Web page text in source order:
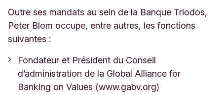
Outre ses mandats au sein de la Banque Triodos,
Peter Blom occupe, entre autres, les fonctions
suivantes :
Fondateur et Président du Conseil
d’administration de la Global Alliance for
Banking on Values (www.gabv.org)